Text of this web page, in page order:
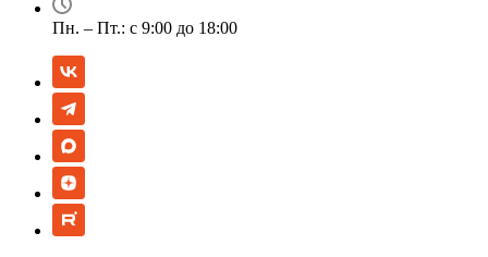
Пн. – Пт.: с 9:00 до 18:00